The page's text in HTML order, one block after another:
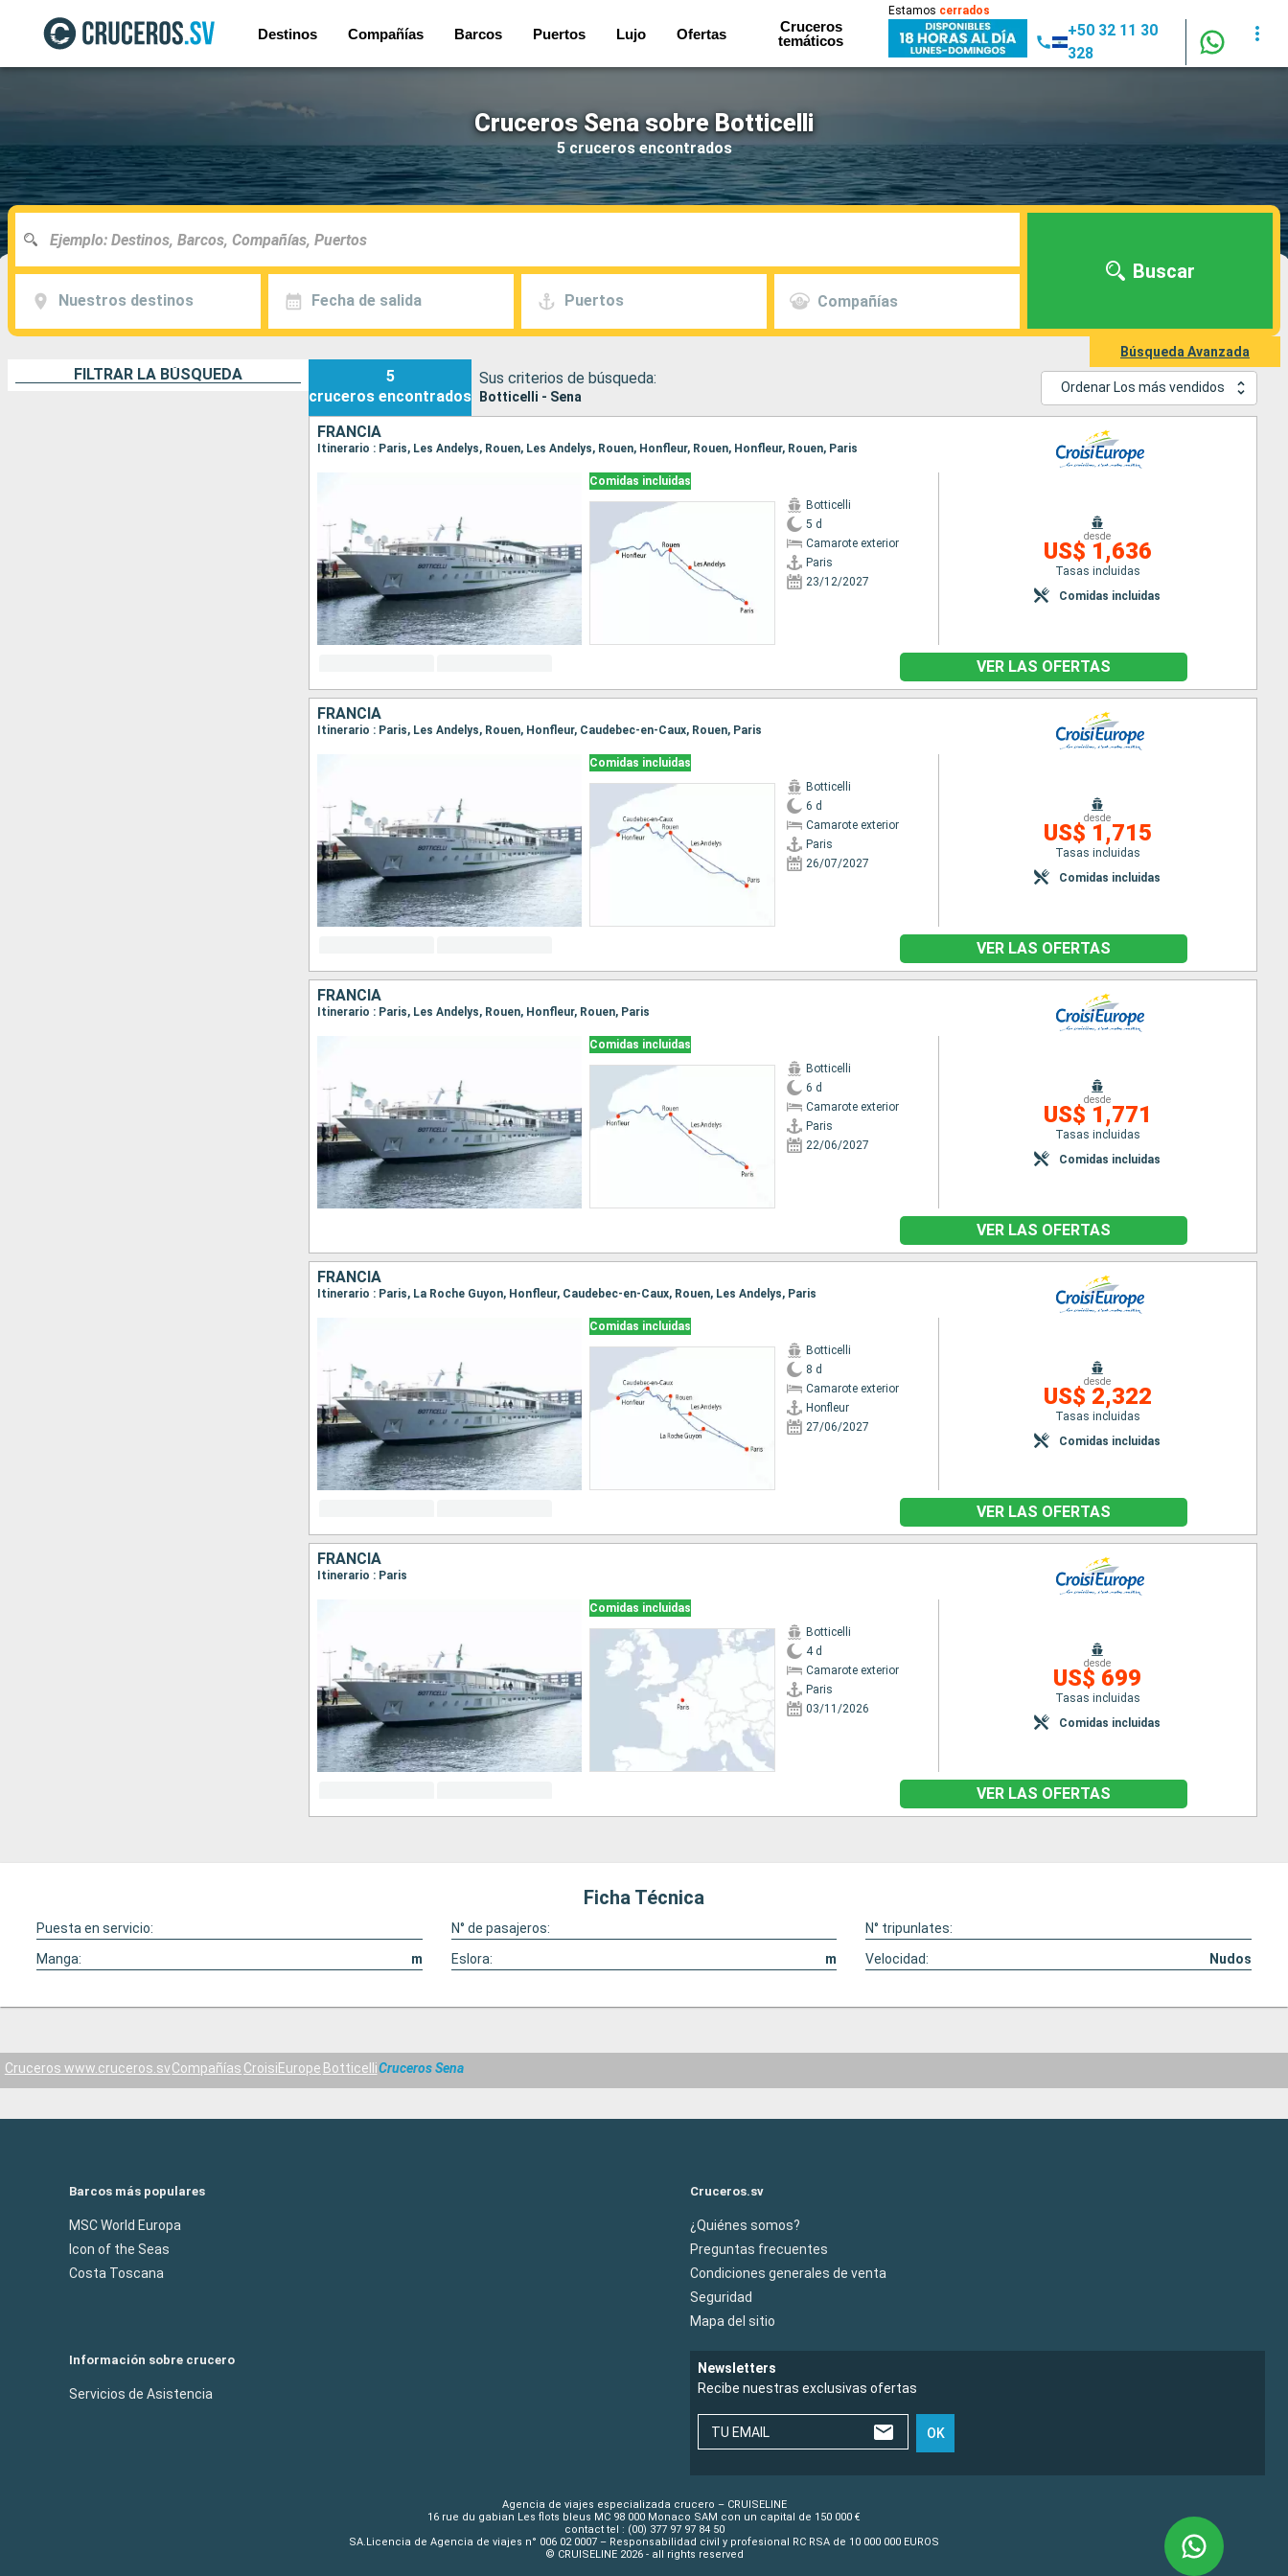
Destinos Compañías Barcos Puertos Lujo Ofertas
Cruceros
temáticos
Estamos cerrados
+50 32 11 30
328
Cruceros Sena sobre Botticelli
5 cruceros encontrados
Nuestros destinos Fecha de salida Puertos Compañías
Buscar
Búsqueda Avanzada
FILTRAR LA BÚSQUEDA
5
cruceros encontrados
Sus criterios de búsqueda:
Botticelli - Sena
Ordenar Los más vendidos
FRANCIA
Itinerario : Paris, Les Andelys, Rouen, Les Andelys, Rouen, Honfleur, Rouen, Honfleur, Rouen, Paris
Comidas incluidas
Botticelli
5 d
Camarote exterior
Paris
23/12/2027
desde
US$ 1,636
Tasas incluidas
Comidas incluidas
VER LAS OFERTAS
FRANCIA
Itinerario : Paris, Les Andelys, Rouen, Honfleur, Caudebec-en-Caux, Rouen, Paris
Comidas incluidas
Botticelli
6 d
Camarote exterior
Paris
26/07/2027
desde
US$ 1,715
Tasas incluidas
Comidas incluidas
VER LAS OFERTAS
FRANCIA
Itinerario : Paris, Les Andelys, Rouen, Honfleur, Rouen, Paris
Comidas incluidas
Botticelli
6 d
Camarote exterior
Paris
22/06/2027
desde
US$ 1,771
Tasas incluidas
Comidas incluidas
VER LAS OFERTAS
FRANCIA
Itinerario : Paris, La Roche Guyon, Honfleur, Caudebec-en-Caux, Rouen, Les Andelys, Paris
Comidas incluidas
Botticelli
8 d
Camarote exterior
Honfleur
27/06/2027
desde
US$ 2,322
Tasas incluidas
Comidas incluidas
VER LAS OFERTAS
FRANCIA
Itinerario : Paris
Comidas incluidas
Botticelli
4 d
Camarote exterior
Paris
03/11/2026
desde
US$ 699
Tasas incluidas
Comidas incluidas
VER LAS OFERTAS
Ficha Técnica
Puesta en servicio: N° de pasajeros:
N° tripunlates:
Manga:
m Eslora: m Velocidad: Nudos
Cruceros www.cruceros.svCompañías CroisiEurope BotticelliCruceros Sena
Barcos más populares
MSC World Europa
Icon of the Seas
Costa Toscana
Cruceros.sv
¿Quiénes somos?
Preguntas frecuentes
Condiciones generales de venta
Seguridad
Mapa del sitio
Información sobre crucero
Servicios de Asistencia
Newsletters
Recibe nuestras exclusivas ofertas
TU EMAIL OK
Agencia de viajes especializada crucero – CRUISELINE
16 rue du gabian Les flots bleus MC 98 000 Monaco SAM con un capital de 150 000 €
contact tel : (00) 377 97 97 84 50
SA.Licencia de Agencia de viajes n° 006 02 0007 – Responsabilidad civil y profesional RC RSA de 10 000 000 EUROS
© CRUISELINE 2026 - all rights reserved